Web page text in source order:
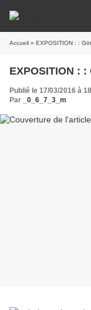
Accueil » EXPOSITION : :
EXPOSITION :
Publié le 17/03/2016 à
Par
_0_6_7_3_m